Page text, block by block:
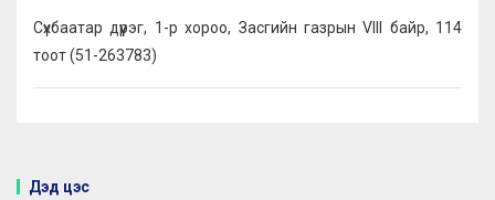
Сүхбаатар дүүрэг, 1-р хороо, Засгийн газрын VIII байр, 114
тоот (51-263783)
Дэд цэс